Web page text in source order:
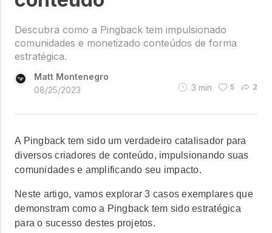
Descubra como a Pingback tem impulsionado
comunidades e monetizado conteúdos de forma
estratégica.
Matt Montenegro
08/25/2023
3 min 5 2
A Pingback tem sido um verdadeiro catalisador para
diversos criadores de conteúdo, impulsionando suas
comunidades e amplificando seu impacto.
Neste artigo, vamos explorar 3 casos exemplares que
demonstram como a Pingback tem sido estratégica
para o sucesso destes projetos.